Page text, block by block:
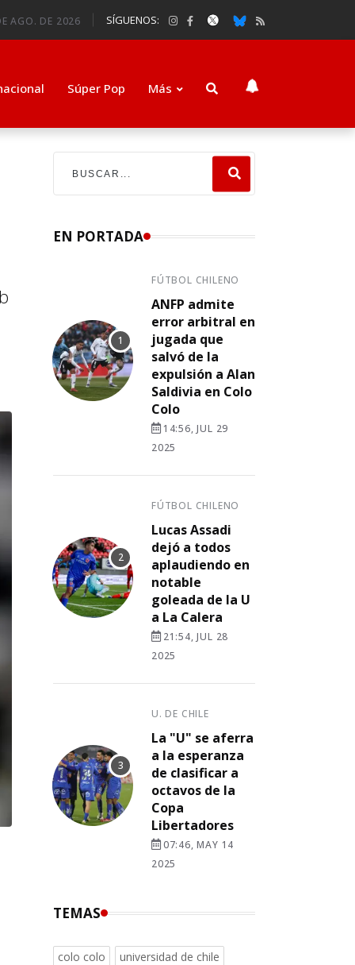
AGO. DE 2026 SÍGUENOS:
Súper Pop Más
EN PORTADA
FÚTBOL CHILENO
ANFP admite
error arbitral en
jugada que
salvó de la
expulsión a Alan
Saldivia en Colo
Colo
14:56, JUL 29
2025
FÚTBOL CHILENO
Lucas Assadi
dejó a todos
aplaudiendo en
notable
goleada de la U
a La Calera
21:54, JUL 28
2025
U. DE CHILE
La "U" se aferra
a la esperanza
de clasificar a
octavos de la
Copa
Libertadores
07:46, MAY 14
2025
TEMAS
colo colo
universidad de chile